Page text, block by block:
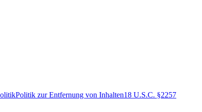
Politik zur Entfernung von Inhalten18 U.S.C. §2257